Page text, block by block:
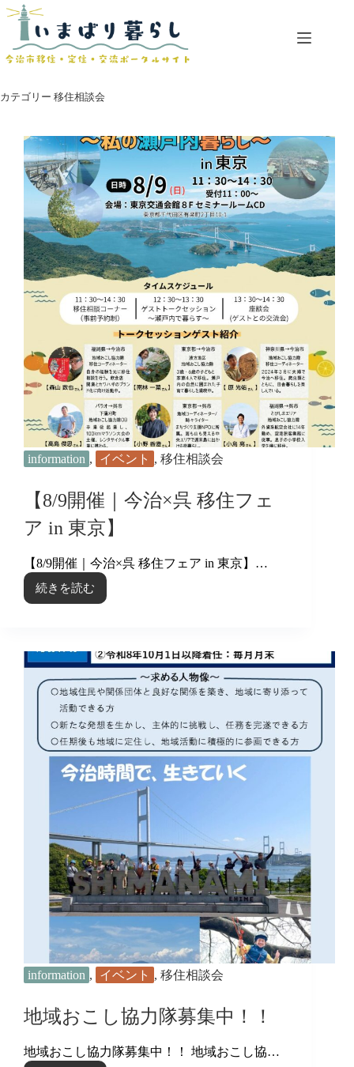
コ
ン
ス
カテゴリー 移住相談会
information , イベント , 移住相談会
【8/9開催｜今治×呉 移住フェ
ア in 東京】
【8/9開催｜今治×呉 移住フェア in 東京】…
続きを読む
【8/9
今
×
呉
移
住
フ
ェ
ア
東
京】
information , イベント , 移住相談会
地域おこし協力隊募集中！！
地域おこし協力隊募集中！！ 地域おこし協…